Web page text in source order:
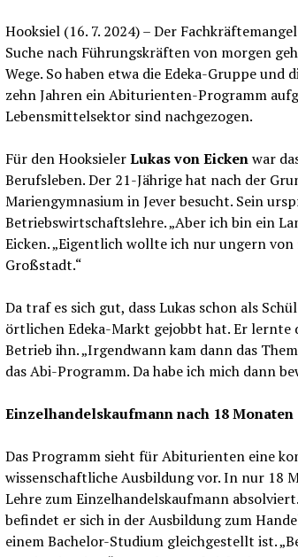
Hooksiel (16. 7. 2024) – Der
Suche nach Führungskräften von morgen
Wege. So haben etwa die Edeka-Gruppe und
zehn Jahren ein Abiturienten-Programm
Lebensmittelsektor sind nachgezogen.
Für den HooksielerLukas von Eickenwar
Berufsleben. Der 21-Jährige hat nach der
Mariengymnasium in Jever besucht. Sein
Betriebswirtschaftslehre. „Aber ich bin ein
Eicken. „Eigentlich wollte ich nur ungern von
Großstadt.“
Da traf es sich gut, dass Lukas schon als
örtlichen Edeka-Markt gejobbt hat. Er lernte
Betrieb ihn. „Irgendwann kam dann das
das Abi-Programm. Da habe ich mich dann
Einzelhandelskaufmann nach 18 Monaten
Das Programm sieht für Abiturienten eine
wissenschaftliche Ausbildung vor. In nur 18
Lehre zum Einzelhandelskaufmann
befindet er sich in der Ausbildung zum
einem Bachelor-Studium gleichgestellt ist.